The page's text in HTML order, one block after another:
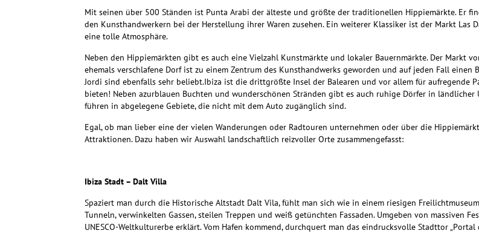
Mit seinen über 500 Ständen ist Punta Arabi der älteste und größte der traditionellen Hippiemärkte. Er
den Kunsthandwerkern bei der Herstellung ihrer Waren zusehen. Ein weiterer Klassiker ist der Markt Las
eine tolle Atmosphäre.
Neben den Hippiemärkten gibt es auch eine Vielzahl Kunstmärkte und lokaler Bauernmärkte. Der Markt
ehemals verschlafene Dorf ist zu einem Zentrum des Kunsthandwerks geworden und auf jeden Fall einen
Jordi sind ebenfalls sehr beliebt.Ibiza ist die drittgrößte Insel der Balearen und vor allem für aufregende
bieten! Neben azurblauen Buchten und wunderschönen Stränden gibt es auch ruhige Dörfer in
führen in abgelegene Gebiete, die nicht mit dem Auto zugänglich sind.
Egal, ob man lieber eine der vielen Wanderungen oder Radtouren unternehmen oder über die
Attraktionen. Dazu haben wir Auswahl landschaftlich reizvoller Orte zusammengefasst:
Ibiza Stadt – Dalt Villa
Spaziert man durch die Historische Altstadt Dalt Vila, fühlt man sich wie in einem riesigen
Tunneln, verwinkelten Gassen, steilen Treppen und weiß getünchten Fassaden. Umgeben von massiven
UNESCO-Weltkulturerbe erklärt.Vom Hafen kommend, durchquert man das eindrucksvolle Stadttor „Portal